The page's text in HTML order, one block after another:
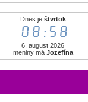
Dnes je štvrtok
08:58
6. august 2026
meniny má Jozefína